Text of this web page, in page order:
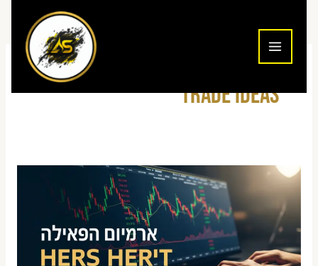
Trade Ideas
סורק
מניות
למסחר
יומי
אמריקאי